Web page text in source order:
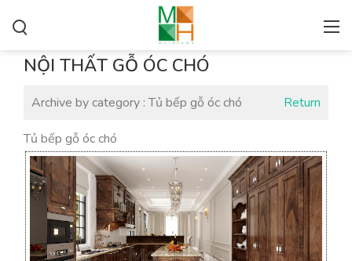
NỘI THẤT GỖ ÓC CHÓ
Archive by category :Tủ bếp gỗ óc chó Return
Tủ bếp gỗ óc chó